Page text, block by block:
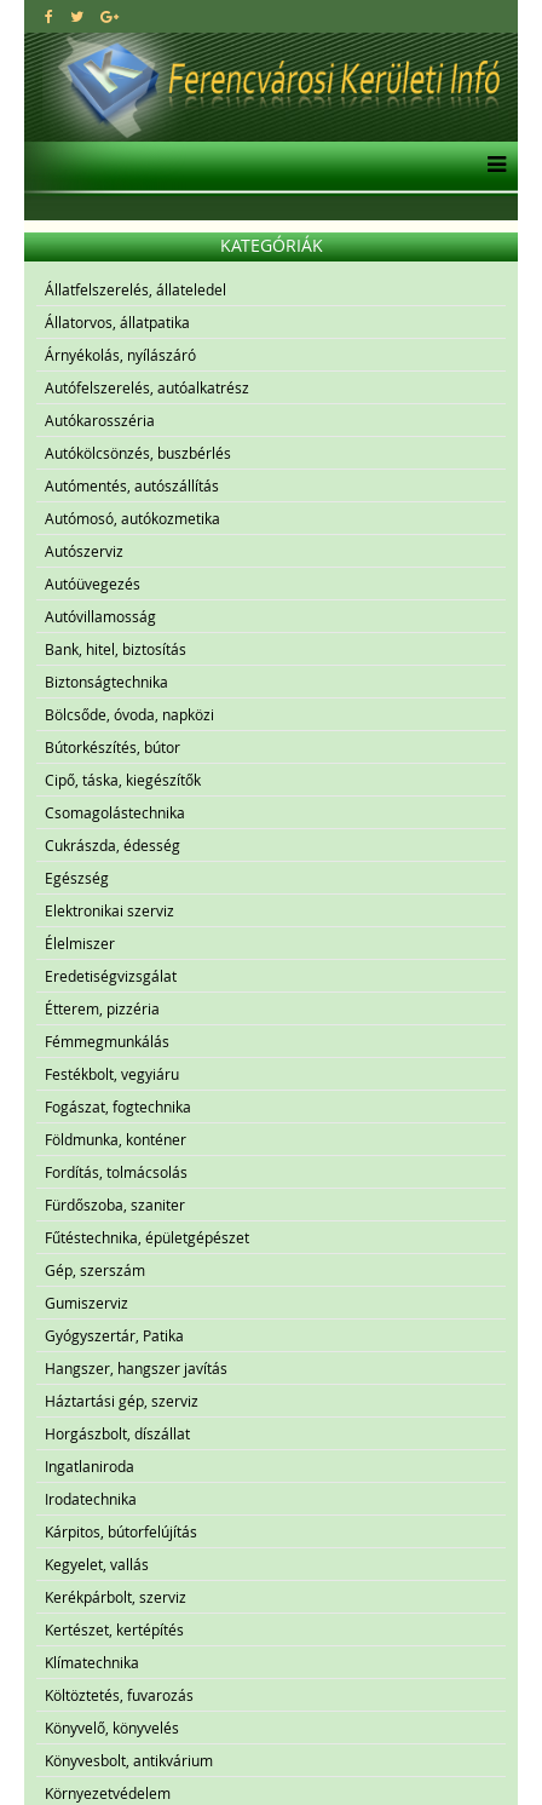
KATEGÓRIÁK
Állatfelszerelés, állateledel
Állatorvos, állatpatika
Árnyékolás, nyílászáró
Autófelszerelés, autóalkatrész
Autókarosszéria
Autókölcsönzés, buszbérlés
Autómentés, autószállítás
Autómosó, autókozmetika
Autószerviz
Autóüvegezés
Autóvillamosság
Bank, hitel, biztosítás
Biztonságtechnika
Bölcsőde, óvoda, napközi
Bútorkészítés, bútor
Cipő, táska, kiegészítők
Csomagolástechnika
Cukrászda, édesség
Egészség
Elektronikai szerviz
Élelmiszer
Eredetiségvizsgálat
Étterem, pizzéria
Fémmegmunkálás
Festékbolt, vegyiáru
Fogászat, fogtechnika
Földmunka, konténer
Fordítás, tolmácsolás
Fürdőszoba, szaniter
Fűtéstechnika, épületgépészet
Gép, szerszám
Gumiszerviz
Gyógyszertár, Patika
Hangszer, hangszer javítás
Háztartási gép, szerviz
Horgászbolt, díszállat
Ingatlaniroda
Irodatechnika
Kárpitos, bútorfelújítás
Kegyelet, vallás
Kerékpárbolt, szerviz
Kertészet, kertépítés
Klímatechnika
Költöztetés, fuvarozás
Könyvelő, könyvelés
Könyvesbolt, antikvárium
Környezetvédelem